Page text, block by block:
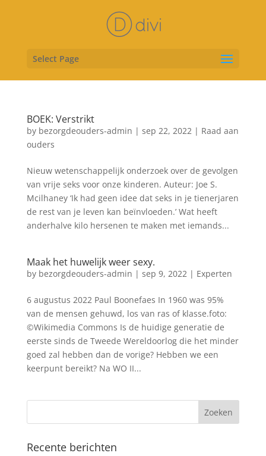
Select Page
BOEK: Verstrikt
by bezorgdeouders-admin | sep 22, 2022| Raad aan
ouders
Nieuw wetenschappelijk onderzoek over de gevolgen
van vrije seks voor onze kinderen. Auteur: Joe S.
Mcilhaney ‘Ik had geen idee dat seks in je tienerjaren
de rest van je leven kan beïnvloeden.’ Wat heeft
anderhalve kilo hersenen te maken met iemands...
Maak het huwelijk weer sexy.
by bezorgdeouders-admin | sep 9, 2022| Experten
6 augustus 2022 Paul Boonefaes In 1960 was 95%
van de mensen gehuwd, los van ras of klasse.foto:
©Wikimedia Commons Is de huidige generatie de
eerste sinds de Tweede Wereldoorlog die het minder
goed zal hebben dan de vorige? Hebben we een
keerpunt bereikt? Na WO II...
Recente berichten